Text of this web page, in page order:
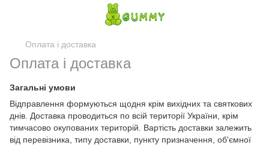
Оплата і доставка
Оплата і доставка
Загальні умови
Відправлення формуються щодня крім вихідних та святкових
днів. Доставка проводиться по всій території України, крім
тимчасово окупованих територій. Вартість доставки залежить
від перевізника, типу доставки, пункту призначення, об'ємної